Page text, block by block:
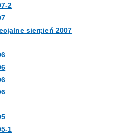
2
sierpień 2007
1